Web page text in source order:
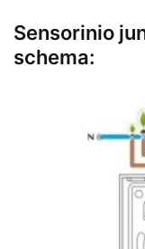
Sensorinio
schema: